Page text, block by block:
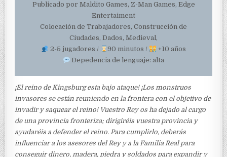
Publicado por Maldito Games, Z-Man Games, Edge
Entertaiment
Colocación de Trabajadores, Construcción de
Ciudades, Dados, Medieval,
2-5 jugadores /
90 minutos /
+10 años
Depedencia de lenguaje: alta
¡El reino de Kingsburg esta bajo ataque! ¡Los monstruos
invasores se están reuniendo en la frontera con el objetivo de
invadir y saquear el reino! Vuestro Rey os ha dejado al cargo
de una provincia fronteriza; dirigiréis vuestra provincia y
ayudaréis a defender el reino. Para cumplirlo, deberás
influenciar a los asesores del Rey y a la Familia Real para
conseguir dinero, madera, piedra y soldados para expandir y